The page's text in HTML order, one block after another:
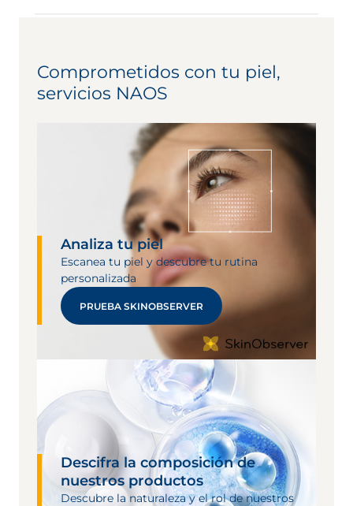
Comprometidos con tu piel,
servicios NAOS
Analiza tu piel
Escanea tu piel y descubre tu rutina
personalizada
PRUEBA SKINOBSERVER
Descifra la composición de
nuestros productos
Descubre la naturaleza y el rol de nuestros